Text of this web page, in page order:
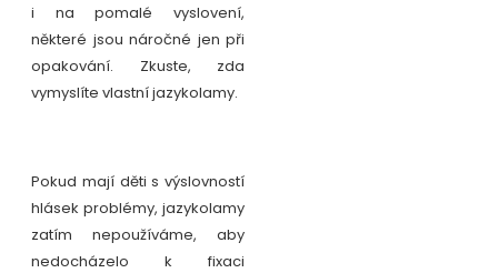
i na pomalé vyslovení,
některé jsou náročné jen při
opakování. Zkuste, zda
vymyslíte vlastní jazykolamy.
Pokud mají děti s výslovností
hlásek problémy, jazykolamy
zatím nepoužíváme, aby
nedocházelo k fixaci